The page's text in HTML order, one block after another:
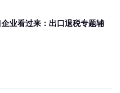
业看过来：出口退税专题辅